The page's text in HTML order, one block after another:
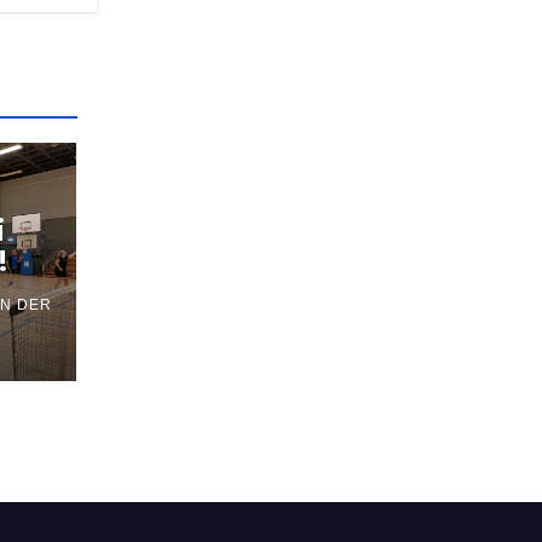
DER